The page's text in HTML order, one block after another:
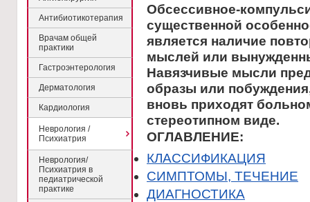
Антибиотикотерапия
Врачам общей
практики
Гастроэнтерология
Дерматология
Кардиология
Неврология /
Психиатрия
Неврология/
Психиатрия в
педиатрической
практике
Обсессивное-
существенной
является нaличие
мыслей или
Нaвязчивые мысли
обрaзы или
вновь приходят
стереотипном виде.
ОГЛАВЛЕНИЕ:
КЛАССИФИКАЦИЯ
CИМПТОМЫ, ТЕЧЕНИЕ
ДИАГНОСТИКА